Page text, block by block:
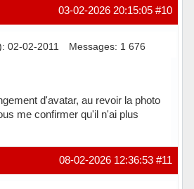
#10
03-02-2026 20:15:05
02-02-2011 Messages: 1 676
d'avatar, au revoir la photo
me confirmer qu'il n'ai plus
#11
08-02-2026 12:36:53